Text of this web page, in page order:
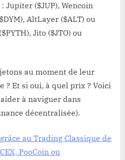
Jupiter ($JUP), Wencoin
AltLayer ($ALT) ou
Jito ($JTO) ou
au moment de leur
? Et si oui, à quel prix ? Voici
à naviguer dans
décentralisée).
au Trading Classique de
PooCoin ou